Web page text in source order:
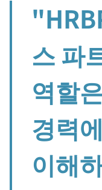
스 파
역할
경력
이해